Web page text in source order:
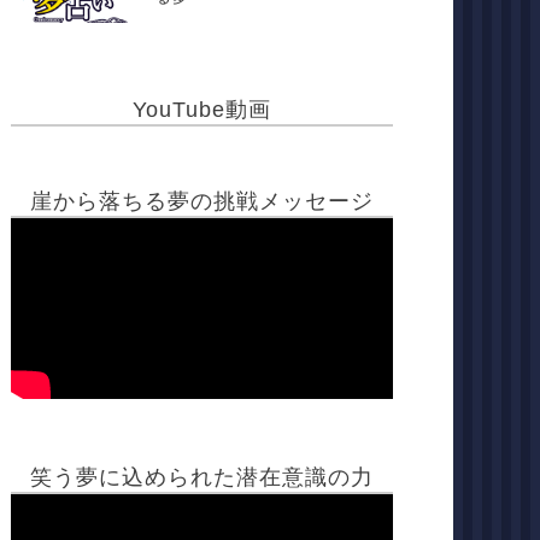
YouTube動画
崖から落ちる夢の挑戦メッセージ
笑う夢に込められた潜在意識の力